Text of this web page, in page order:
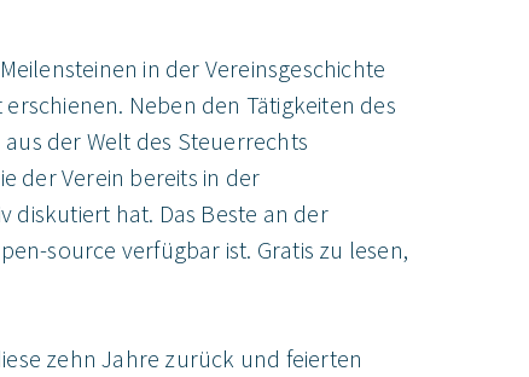
in der Vereinsgeschichte
Neben den Tätigkeiten des
der Welt des Steuerrechts
der Verein bereits in der
diskutiert hat. Das Beste an der
source verfügbar ist. Gratis zu lesen,
zehn Jahre zurück und feierten